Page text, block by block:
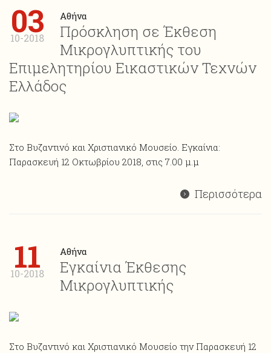
03
10-2018
Αθήνα
Πρόσκληση σε Έκθεση
Μικρογλυπτικής του
Επιμελητηρίου Εικαστικών Τεχνών
Ελλάδος
Στο Βυζαντινό και Χριστιανικό Μουσείο. Εγκαίνια:
Παρασκευή 12 Οκτωβρίου 2018, στις 7.00 μ.μ
Περισσότερα
11
10-2018
Αθήνα
Εγκαίνια Έκθεσης
Μικρογλυπτικής
Στο Βυζαντινό και Χριστιανικό Μουσείο την Παρασκευή 12